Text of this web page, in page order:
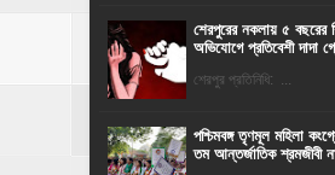
শেরপুরের নকলায় ৫ বছরের
অভিযোগে প্রতিবেশী দাদা
শেরপুর প্রতিনিধি: ...
পশ্চিমবঙ্গ তৃণমূল মহিলা
তম আন্তর্জাতিক শ্রমজীবী